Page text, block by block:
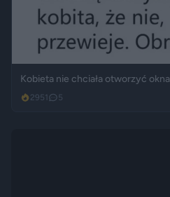
Kobieta nie chciała otworzyć okna
2951 5